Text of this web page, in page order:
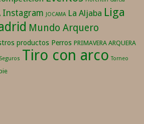
Instagram JOCAMA La Aljaba Liga
Mundo Arquero
productos Perros PRIMAVERA ARQUERA
Seguros Tiro con arco Torneo